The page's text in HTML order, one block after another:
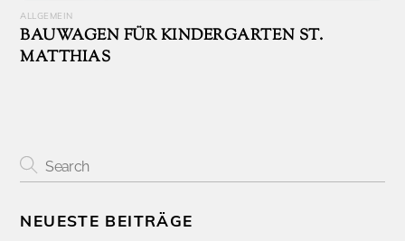
ALLGEMEIN
BAUWAGEN FÜR KINDERGARTEN ST.
MATTHIAS
NEUESTE BEITRÄGE